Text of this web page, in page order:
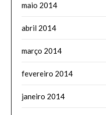
maio 2014
abril 2014
março 2014
fevereiro 2014
janeiro 2014